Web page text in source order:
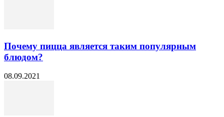
Почему пицца является таким популярным
блюдом?
08.09.2021